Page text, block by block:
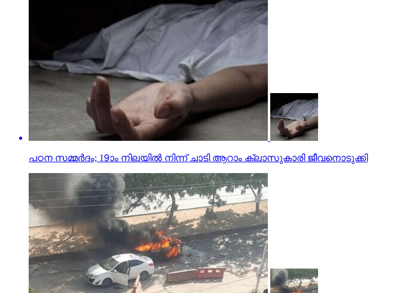
പഠന സമ്മര്‍ദം; 19ാം നിലയില്‍ നിന്ന് ചാടി ആറാം ക്ലാസുകാരി ജീവനൊടുക്കി